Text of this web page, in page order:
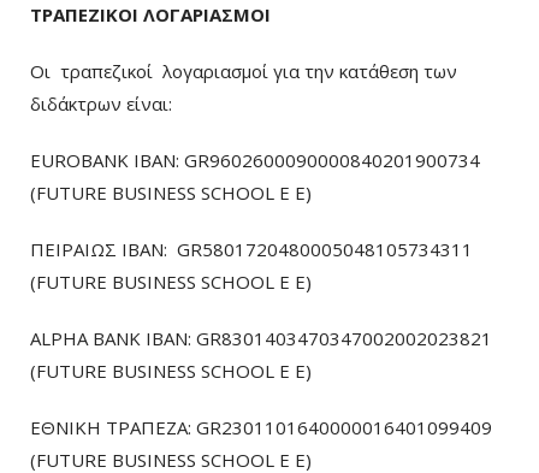
ΤΡΑΠΕΖΙΚΟΙ ΛΟΓΑΡΙΑΣΜΟΙ
Οι τραπεζικοί λογαριασμοί για την κατάθεση των
διδάκτρων είναι:
EUROBANK IBAN: GR9602600090000840201900734
(FUTURE BUSINESS SCHOOL E E)
ΠΕΙΡΑΙΩΣ ΙΒΑΝ: GR5801720480005048105734311
(FUTURE BUSINESS SCHOOL E E)
ALPHA BANK IBAN: GR8301403470347002002023821
(FUTURE BUSINESS SCHOOL E E)
ΕΘΝΙΚΗ ΤΡΑΠΕΖΑ: GR2301101640000016401099409
(FUTURE BUSINESS SCHOOL E E)